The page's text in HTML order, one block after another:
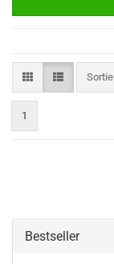
1
Bestseller